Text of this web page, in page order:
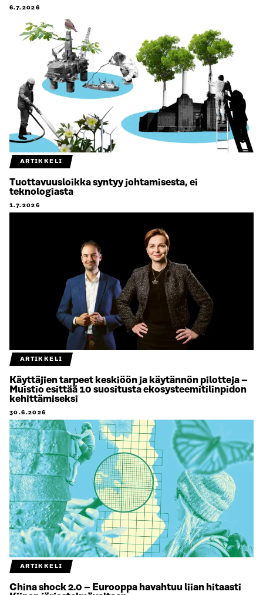
6.7.2026
ARTIKKELI
Tuottavuusloikka syntyy johtamisesta, ei
teknologiasta
1.7.2026
ARTIKKELI
Käyttäjien tarpeet keskiöön ja käytännön pilotteja –
Muistio esittää 10 suositusta ekosysteemitilinpidon
kehittämiseksi
30.6.2026
ARTIKKELI
China shock 2.0 – Eurooppa havahtuu liian hitaasti